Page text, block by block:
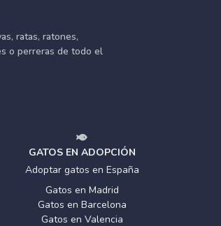
ratas, ratones,
o perreras de todo el
GATOS EN ADOPCIÓN
Adoptar gatos en España
Gatos en Madrid
Gatos en Barcelona
Gatos en Valencia